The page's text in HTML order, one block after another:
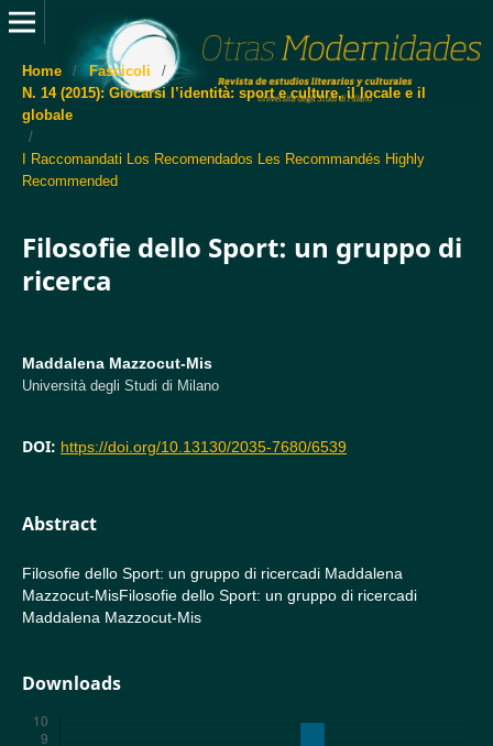
Home / Fascicoli
/
N. 14 (2015): Giocarsi l’identità: sport e culture, il locale e il
globale
/
I Raccomandati Los Recomendados Les Recommandés Highly
Recommended
Filosofie dello Sport: un gruppo di
ricerca
Maddalena Mazzocut-Mis
Università degli Studi di Milano
DOI: https://doi.org/10.13130/2035-7680/6539
Abstract
Filosofie dello Sport: un gruppo di ricercadi Maddalena
Mazzocut-MisFilosofie dello Sport: un gruppo di ricercadi
Maddalena Mazzocut-Mis
Downloads